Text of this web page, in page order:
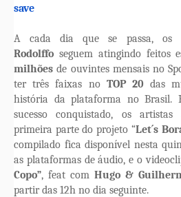
save
A cada dia que se passa, os
Rodolffo seguem atingindo feitos
milhões de ouvintes mensais no
ter três faixas no TOP 20 das
história da plataforma no Brasil.
sucesso conquistado, os
primeira parte do projeto “Let´s
compilado fica disponível nesta
as plataformas de áudio, e o
Copo”, feat com Hugo &
partir das 12h no dia seguinte.